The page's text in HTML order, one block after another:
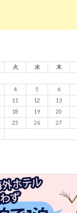
火 水 木
4 5 6
11 12 13
18 19 20
25 26 27